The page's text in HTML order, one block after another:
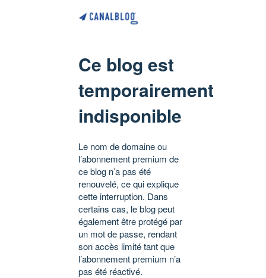
Ce blog est
temporairement
indisponible
Le nom de domaine ou
l’abonnement premium de
ce blog n’a pas été
renouvelé, ce qui explique
cette interruption. Dans
certains cas, le blog peut
également être protégé par
un mot de passe, rendant
son accès limité tant que
l’abonnement premium n’a
pas été réactivé.